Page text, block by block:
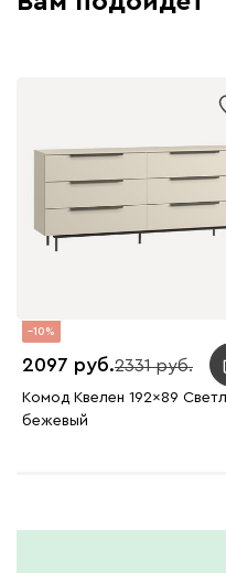
10
2097 2331
Комод Квелен 192x89
бежевый